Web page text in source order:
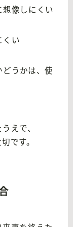
像しにくい
くい
うかは、使
えで、
です。